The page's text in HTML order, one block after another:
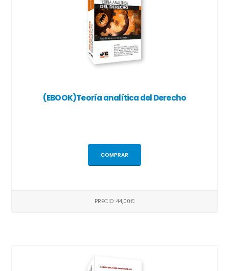
(EBOOK)Teoría analítica del Derecho
COMPRAR
PRECIO: 44,00€